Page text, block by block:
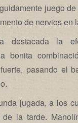
juego
de nervios en
destacada la
bonita
pasando el
jugada, a los
la tarde.